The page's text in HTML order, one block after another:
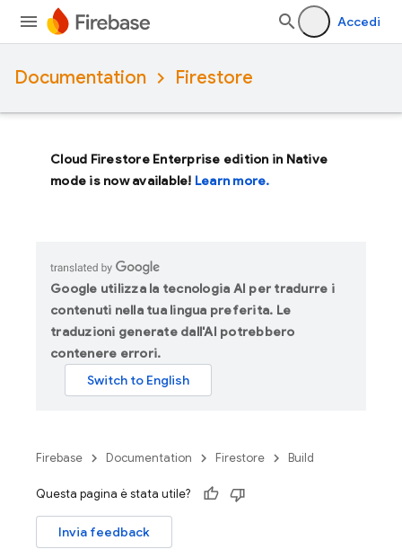
Accedi
Documentation Firestore
Cloud Firestore Enterprise edition in Native
mode is now available! Learn more.
Google utilizza la tecnologia AI per tradurre i
contenuti nella tua lingua preferita. Le
traduzioni generate dall'AI potrebbero
contenere errori.
Firebase Documentation Firestore Build
Questa pagina è stata utile?
Invia feedback